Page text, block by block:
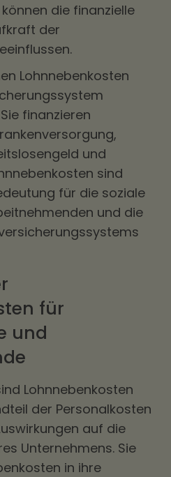
die finanzielle
der
Lohnnebenkosten
finanzieren
und
sind
für die soziale
und die
für
und
Lohnnebenkosten
der Personalkosten
auf die
Unternehmens. Sie
in ihre